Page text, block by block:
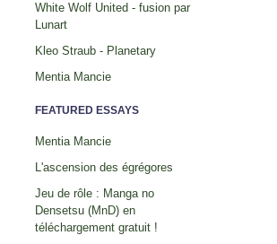
White Wolf United - fusion par
Lunart
Kleo Straub - Planetary
Mentia Mancie
FEATURED ESSAYS
Mentia Mancie
L'ascension des égrégores
Jeu de rôle : Manga no
Densetsu (MnD) en
téléchargement gratuit !